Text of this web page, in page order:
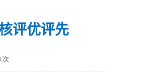
评优评先
次